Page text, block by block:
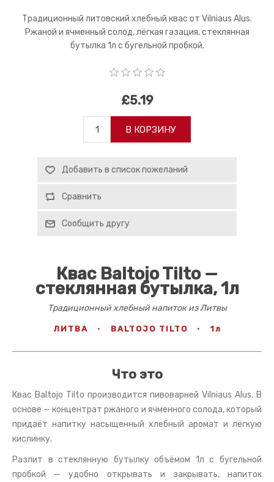
Традиционный литовский хлебный квас от Vilniaus Alus.
Ржаной и ячменный солод, лёгкая газация, стеклянная
бутылка 1л с бугельной пробкой.
£5.19
В КОРЗИНУ
Добавить в список пожеланий
Сравнить
Сообщить другу
Квас Baltojo Tilto —
стеклянная бутылка, 1л
Традиционный хлебный напиток из Литвы
ЛИТВА · BALTOJO TILTO · 1л
Что это
Квас Baltojo Tilto производится пивоварней Vilniaus Alus. В
основе — концентрат ржаного и ячменного солода, который
придаёт напитку насыщенный хлебный аромат и лёгкую
кислинку.
Разлит в стеклянную бутылку объёмом 1л с бугельной
пробкой — удобно открывать и закрывать, напиток